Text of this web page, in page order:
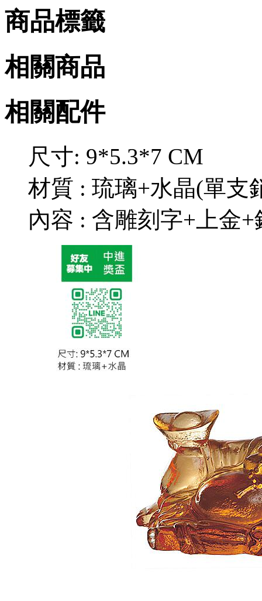
商品標籤
相關商品
相關配件
尺寸: 9*5.3*7 CM
材質 : 琉璃+水晶(單支
內容 : 含雕刻字+上金